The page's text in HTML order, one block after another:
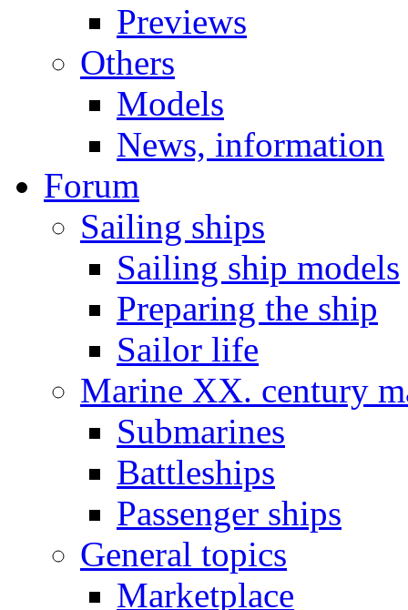
Previews
Others
Models
News, information
Forum
Sailing ships
Sailing ship models
Preparing the ship
Sailor life
Marine XX. century
Submarines
Battleships
Passenger ships
General topics
Marketplace